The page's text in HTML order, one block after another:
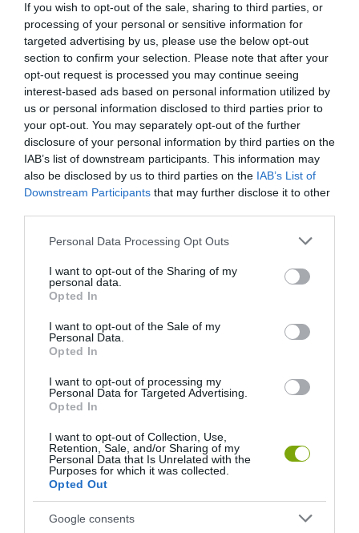
If you wish to opt-out of the sale, sharing to third parties, or
processing of your personal or sensitive information for
targeted advertising by us, please use the below opt-out
section to confirm your selection. Please note that after your
opt-out request is processed you may continue seeing
interest-based ads based on personal information utilized by
us or personal information disclosed to third parties prior to
your opt-out. You may separately opt-out of the further
disclosure of your personal information by third parties on the
IAB’s list of downstream participants. This information may
also be disclosed by us to third parties on the IAB’s List of
Downstream Participants that may further disclose it to other
Please note that this website/app uses one or more Google
not limited to your visit or usage behaviour. You may click to
grant or deny consent to Google and its third-party tags to
use your data for below specified purposes in below Google
consent section.
Personal Data Processing Opt Outs
I want to opt-out of the Sharing of my
personal data.
Opted In
I want to opt-out of the Sale of my
Personal Data.
Opted In
I want to opt-out of processing my
Personal Data for Targeted Advertising.
Opted In
I want to opt-out of Collection, Use,
Retention, Sale, and/or Sharing of my
Personal Data that Is Unrelated with the
Purposes for which it was collected.
Opted Out
Google consents
KIRÁNDULÁS PANNONHALMA
KÖRNYÉKÉN: TERMÉSZET,
SZŐLŐ ÉS KOMLÓ
TALÁLKOZÁSA
2026-08-04
HŐKUPOLA MAGYARORSZÁG
FELETT: MI EZ A LÁTHATATLAN
FEDŐ, ÉS MI TÖRTÉNIK
ALATTA A TERMÉSZETTEL?
2026-08-03
A TERMÉSZET NEM SZERETI
VÁLTOZATOS NÖVÉNYZET
ASZÁLY IDEJÉN IS OKOSABB
STRATÉGIA
2026-07-31
MEGINT FINOMAN JELEZTE:
KORAI MÉG MINDENTUDÓNAK
2026-07-30